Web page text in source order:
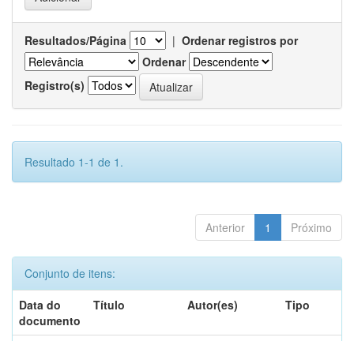
Resultados/Página | Ordenar registros por
Ordenar
Registro(s)
Resultado 1-1 de 1.
Anterior 1 Próximo
Conjunto de itens:
Data do
documento
Título Autor(es) Tipo